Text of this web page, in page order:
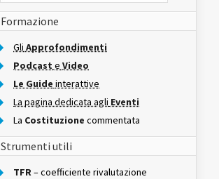
Formazione
Gli Approfondimenti
Podcast e Video
Le Guide interattive
La pagina dedicata agli Eventi
La Costituzione commentata
Strumenti utili
TFR– coefficiente rivalutazione